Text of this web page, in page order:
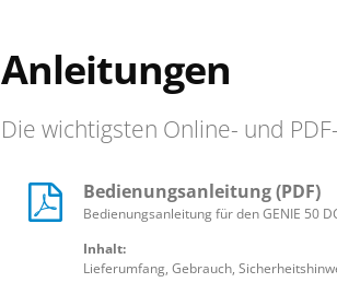
Anleitungen
Die wichtigsten Online- und
Bedienungsanleitung (PDF)
Bedienungsanleitung für den GENIE 50
Inhalt:
Lieferumfang, Gebrauch,